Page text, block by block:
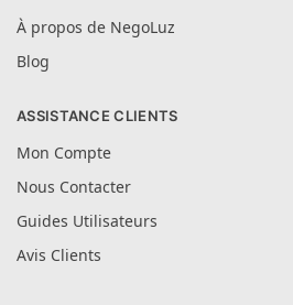
À propos de NegoLuz
Blog
ASSISTANCE CLIENTS
Mon Compte
Nous Contacter
Guides Utilisateurs
Avis Clients